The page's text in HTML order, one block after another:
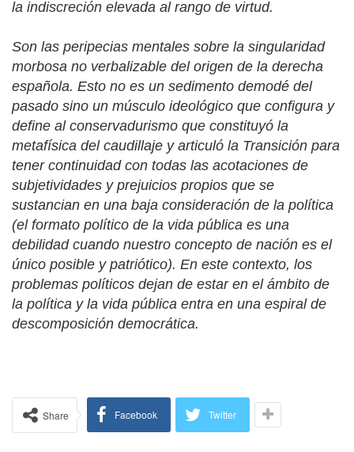
la indiscreción elevada al rango de virtud.
Son las peripecias mentales sobre la singularidad
morbosa no verbalizable del origen de la derecha
española. Esto no es un sedimento demodé del
pasado sino un músculo ideológico que configura y
define al conservadurismo que constituyó la
metafísica del caudillaje y articuló la Transición para
tener continuidad con todas las acotaciones de
subjetividades y prejuicios propios que se
sustancian en una baja consideración de la política
(el formato político de la vida pública es una
debilidad cuando nuestro concepto de nación es el
único posible y patriótico). En este contexto, los
problemas políticos dejan de estar en el ámbito de
la política y la vida pública entra en una espiral de
descomposición democrática.
Share Facebook Twitter